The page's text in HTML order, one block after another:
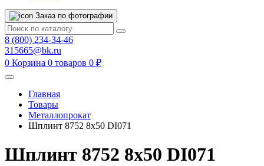
Заказ по фотографии
8 (800) 234-34-46
315665@bk.ru
0 Корзина 0 товаров 0 ₽
Главная
Товары
Металлопрокат
Шплинт 8752 8х50 DI071
Шплинт 8752 8х50 DI071